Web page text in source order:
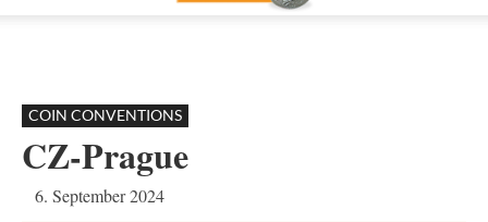
COIN CONVENTIONS
CZ-Prague
6. September 2024